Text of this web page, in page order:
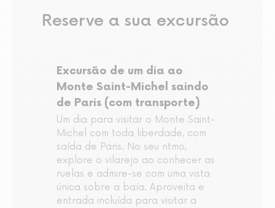
Reserve a sua excursão
Excursão de um dia ao
Monte Saint-Michel saindo
de Paris (com transporte)
Um dia para visitar o Monte Saint-
Michel com toda liberdade, com
saída de Paris. No seu ritmo,
explore o vilarejo ao conhecer as
ruelas e admire-se com uma vista
única sobre a baía. Aproveita e
entrada incluída para visitar a